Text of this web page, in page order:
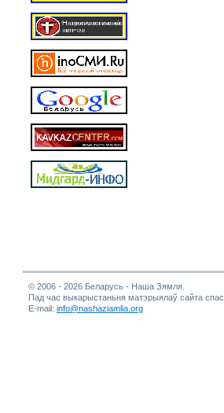
© 2006 - 2026 Беларусь - Наша Зямля.
Пад час выкарыстаньня матэрыялаў сайта
E-mail: info@nashaziamlia.org